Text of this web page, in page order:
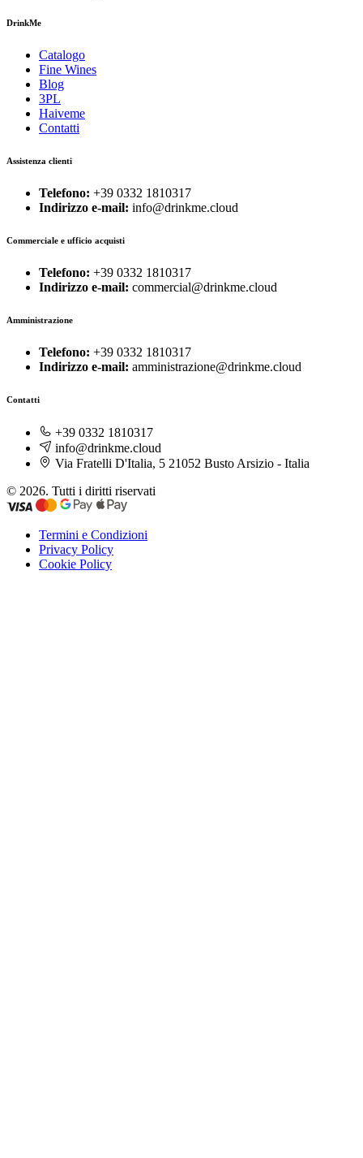
DrinkMe
Catalogo
Fine Wines
Blog
3PL
Haiveme
Contatti
Assistenza clienti
Telefono: +39 0332 1810317
Indirizzo e-mail: info@drinkme.cloud
Commerciale e ufficio acquisti
Telefono: +39 0332 1810317
Indirizzo e-mail: commercial@drinkme.cloud
Amministrazione
Telefono: +39 0332 1810317
Indirizzo e-mail: amministrazione@drinkme.cloud
Contatti
+39 0332 1810317
info@drinkme.cloud
Via Fratelli D'Italia, 5 21052 Busto Arsizio - Italia
© 2026. Tutti i diritti riservati
Termini e Condizioni
Privacy Policy
Cookie Policy